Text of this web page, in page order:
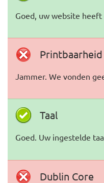
Goed, uw website heeft
Printbaarheid
Jammer. We vonden
Taal
Goed. Uw ingestelde
Dublin Core